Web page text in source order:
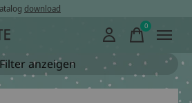
download
0items
Filter anzeigen